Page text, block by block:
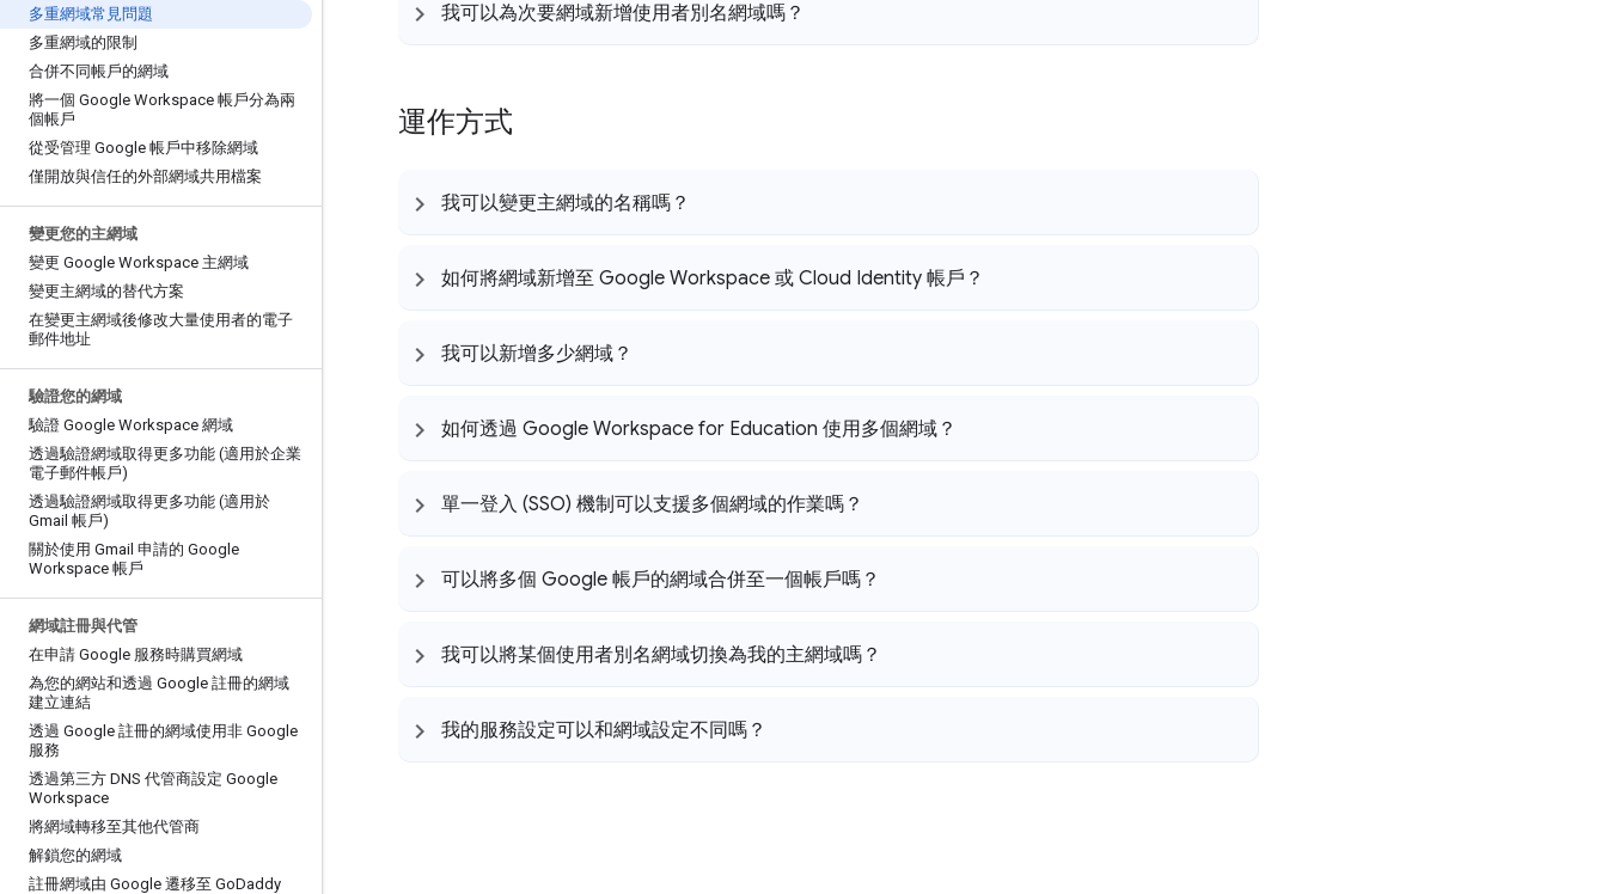
多重網域常見問題
多重網域的限制
合併不同帳戶的網域
將一個 Google Workspace 帳戶分為兩
個帳戶
從受管理 Google 帳戶中移除網域
僅開放與信任的外部網域共用檔案
變更您的主網域
變更 Google Workspace 主網域
變更主網域的替代方案
在變更主網域後修改大量使用者的電子
郵件地址
驗證您的網域
驗證 Google Workspace 網域
透過驗證網域取得更多功能 (適用於企業
電子郵件帳戶)
透過驗證網域取得更多功能 (適用於
Gmail 帳戶)
關於使用 Gmail 申請的 Google
Workspace 帳戶
網域註冊與代管
在申請 Google 服務時購買網域
為您的網站和透過 Google 註冊的網域
建立連結
透過 Google 註冊的網域使用非 Google
服務
透過第三方 DNS 代管商設定 Google
Workspace
將網域轉移至其他代管商
解鎖您的網域
註冊網域由 Google 遷移至 GoDaddy
我可以為次要網域新增使用者別名網域嗎？
運作方式
我可以變更主網域的名稱嗎？
如何將網域新增至 Google Workspace 或 Cloud Identity 帳戶？
我可以新增多少網域？
如何透過 Google Workspace for Education 使用多個網域？
單一登入 (SSO) 機制可以支援多個網域的作業嗎？
可以將多個 Google 帳戶的網域合併至一個帳戶嗎？
我可以將某個使用者別名網域切換為我的主網域嗎？
我的服務設定可以和網域設定不同嗎？